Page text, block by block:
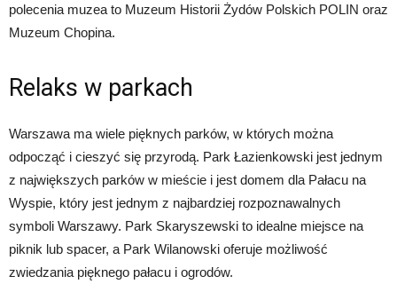
polecenia muzea to Muzeum Historii Żydów Polskich POLIN oraz
Muzeum Chopina.
Relaks w parkach
Warszawa ma wiele pięknych parków, w których można
odpocząć i cieszyć się przyrodą. Park Łazienkowski jest jednym
z największych parków w mieście i jest domem dla Pałacu na
Wyspie, który jest jednym z najbardziej rozpoznawalnych
symboli Warszawy. Park Skaryszewski to idealne miejsce na
piknik lub spacer, a Park Wilanowski oferuje możliwość
zwiedzania pięknego pałacu i ogrodów.